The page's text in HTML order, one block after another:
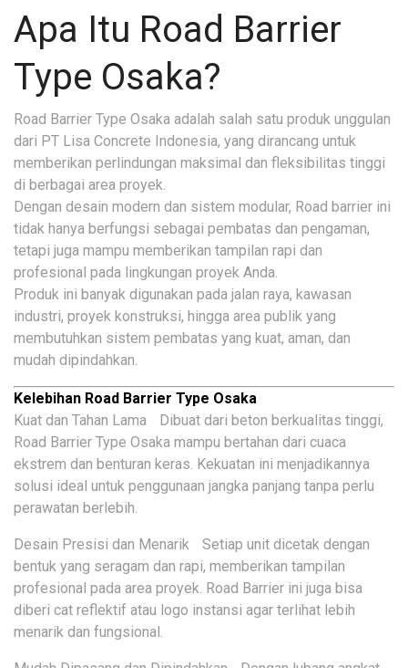
Apa Itu Road Barrier
Type Osaka?
Road Barrier Type Osaka adalah salah satu produk unggulan
dari PT Lisa Concrete Indonesia, yang dirancang untuk
memberikan perlindungan maksimal dan fleksibilitas tinggi
di berbagai area proyek.
Dengan desain modern dan sistem modular, Road barrier ini
tidak hanya berfungsi sebagai pembatas dan pengaman,
tetapi juga mampu memberikan tampilan rapi dan
profesional pada lingkungan proyek Anda.
Produk ini banyak digunakan pada jalan raya, kawasan
industri, proyek konstruksi, hingga area publik yang
membutuhkan sistem pembatas yang kuat, aman, dan
mudah dipindahkan.
Kelebihan Road Barrier Type Osaka
Kuat dan Tahan Lama Dibuat dari beton berkualitas tinggi,
Road Barrier Type Osaka mampu bertahan dari cuaca
ekstrem dan benturan keras. Kekuatan ini menjadikannya
solusi ideal untuk penggunaan jangka panjang tanpa perlu
perawatan berlebih.
Desain Presisi dan Menarik Setiap unit dicetak dengan
bentuk yang seragam dan rapi, memberikan tampilan
profesional pada area proyek. Road Barrier ini juga bisa
diberi cat reflektif atau logo instansi agar terlihat lebih
menarik dan fungsional.